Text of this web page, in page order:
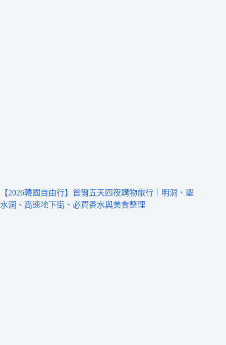
【2026韓國自由行】首爾五天四夜購物旅行｜明洞、聖
水洞、高速地下街、必買香水與美食整理